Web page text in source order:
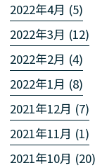
2022年4月 (5)
2022年3月 (12)
2022年2月 (4)
2022年1月 (8)
2021年12月 (7)
2021年11月 (1)
2021年10月 (20)